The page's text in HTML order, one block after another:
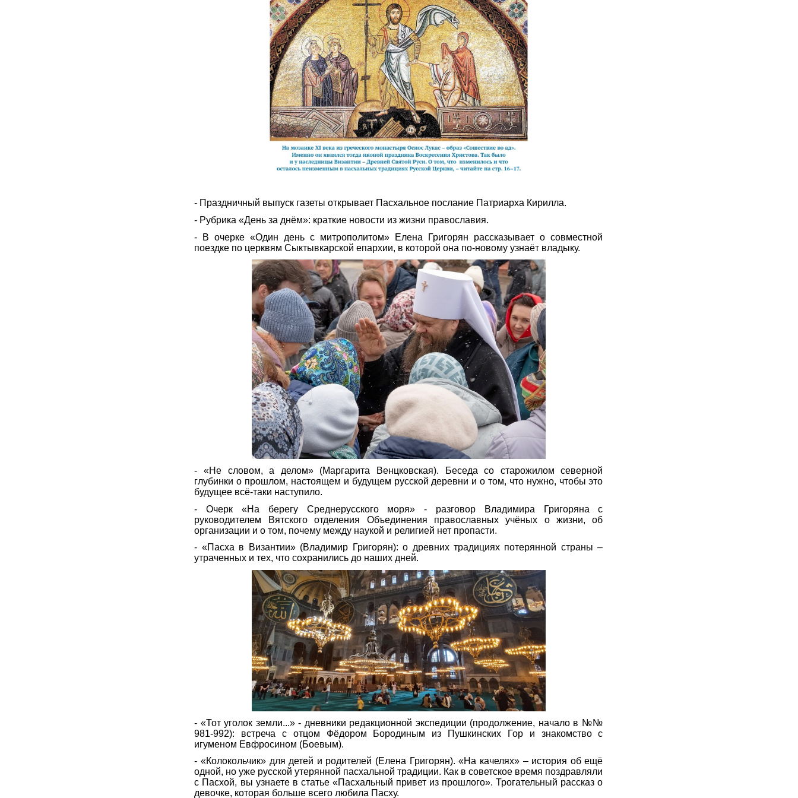
- Праздничный выпуск газеты открывает Пасхальное послание Патриарха Кирилла.
- Рубрика «День за днём»: краткие новости из жизни православия.
- В очерке «Один день с митрополитом» Елена Григорян рассказывает о совместной
поездке по церквям Сыктывкарской епархии, в которой она по-новому узнаёт владыку.
- «Не словом, а делом» (Маргарита Венцковская). Беседа со старожилом северной
глубинки о прошлом, настоящем и будущем русской деревни и о том, что нужно, чтобы это
будущее всё-таки наступило.
- Очерк «На берегу Среднерусского моря» - разговор Владимира Григоряна с
руководителем Вятского отделения Объединения православных учёных о жизни, об
организации и о том, почему между наукой и религией нет пропасти.
- «Пасха в Византии» (Владимир Григорян): о древних традициях потерянной страны –
утраченных и тех, что сохранились до наших дней.
- «Тот уголок земли...» - дневники редакционной экспедиции (продолжение, начало в №№
981-992): встреча с отцом Фёдором Бородиным из Пушкинских Гор и знакомство с
игуменом Евфросином (Боевым).
- «Колокольчик» для детей и родителей (Елена Григорян). «На качелях» – история об ещё
одной, но уже русской утерянной пасхальной традиции. Как в советское время поздравляли
с Пасхой, вы узнаете в статье «Пасхальный привет из прошлого». Трогательный рассказ о
девочке, которая больше всего любила Пасху.